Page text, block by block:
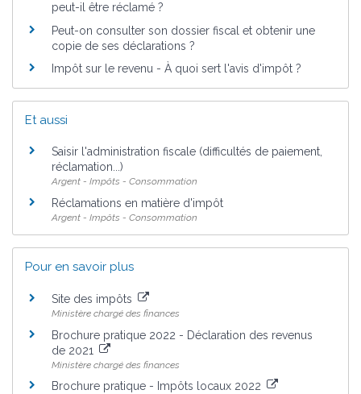
peut-il être réclamé ?
Peut-on consulter son dossier fiscal et obtenir une
copie de ses déclarations ?
Impôt sur le revenu - À quoi sert l'avis d'impôt ?
Et aussi
Saisir l'administration fiscale (difficultés de paiement,
réclamation...)
Argent - Impôts - Consommation
Réclamations en matière d'impôt
Argent - Impôts - Consommation
Pour en savoir plus
Site des impôts
Ministère chargé des finances
Brochure pratique 2022 - Déclaration des revenus
de 2021
Ministère chargé des finances
Brochure pratique - Impôts locaux 2022